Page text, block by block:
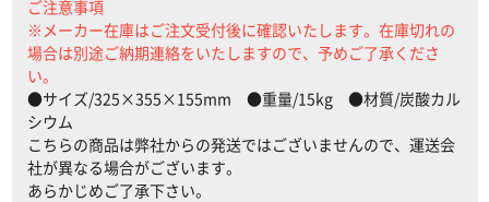
ご注意事項
※メーカー在庫はご注文受付後に確認いたします。在庫切れの
場合は別途ご納期連絡をいたしますので、予めご了承くださ
い。
●サイズ/325×355×155mm ●重量/15kg ●材質/炭酸カル
シウム
こちらの商品は弊社からの発送ではございませんので、運送会
社が異なる場合がございます。
あらかじめご了承下さい。